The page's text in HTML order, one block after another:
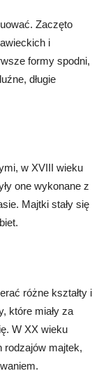
Zaczęto
i
formy spodni,
długie
w XVIII wieku
one wykonane z
Majtki stały się
różne kształty i
które miały za
W XX wieku
rodzajów majtek,